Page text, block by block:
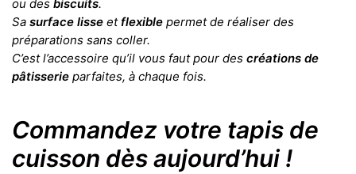
ou des biscuits.
Sa surface lisse etflexible permet de réaliser des
préparations sans coller.
C’est l’accessoire qu’il vous faut pour des créations de
pâtisserie parfaites, à chaque fois.
Commandez votre tapis de
cuisson dès aujourd’hui !